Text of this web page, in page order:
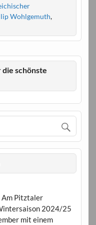
Wohlgemuth,
die schönste
Am Pitztaler
2024/25
mit einem